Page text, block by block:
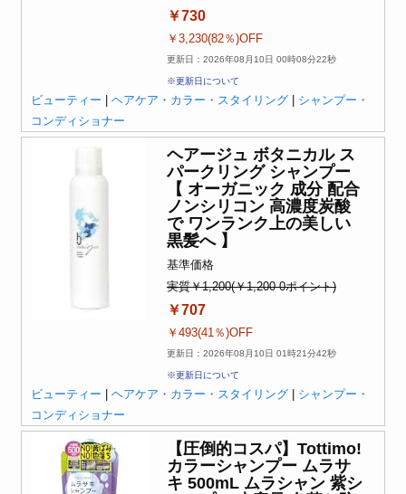
￥730
￥3,230(82％)OFF
更新日：2026年08月10日 00時08分22秒
※更新日について
ビューティー ヘアケア・カラー・スタイリング| シャンプー・
コンディショナー
ヘアージュ ボタニカル ス
パークリング シャンプー
【 オーガニック 成分 配合
ノンシリコン 高濃度炭酸
で ワンランク上の美しい
黒髪へ 】
基準価格
実質￥1,200(￥1,200-0ポイント)
￥707
￥493(41％)OFF
更新日：2026年08月10日 01時21分42秒
※更新日について
ビューティー ヘアケア・カラー・スタイリング| シャンプー・
コンディショナー
【圧倒的コスパ】Tottimo!
カラーシャンプー ムラサ
キ 500mL ムラシャン 紫シ